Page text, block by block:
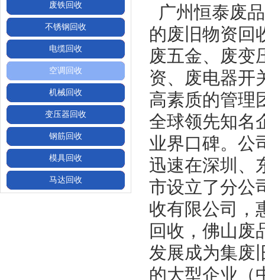
废铁回收
不锈钢回收
电缆回收
空调回收
机械回收
变压器回收
钢筋回收
模具回收
马达回收
广州恒泰废
的废旧物资回
废五金、废变
资、废电器开
高素质的管理
全球领先知名
业界口碑。公
迅速在深圳、
市设立了分公
收有限公司
回收，佛山废
发展成为集废
的大型企业（